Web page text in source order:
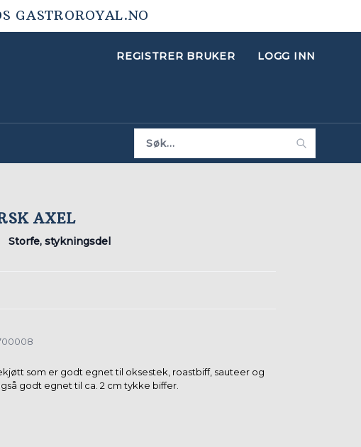
GASTROROYAL.NO
REGISTRER BRUKER LOGG INN
AXEL
Storfe, stykningsdel
som er godt egnet til oksestek, roastbiff, sauteer og
godt egnet til ca. 2 cm tykke biffer.